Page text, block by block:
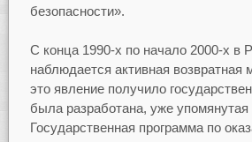
безопасности».
С конца 1990-х по начало 2000-х в
наблюдается активная возвратная
это явление получило
была разработана, уже упомянутая
Государственная программа по